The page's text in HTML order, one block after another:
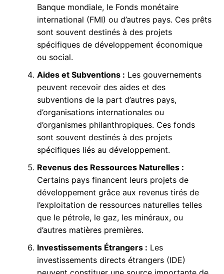
Banque mondiale, le Fonds monétaire
international (FMI) ou d’autres pays. Ces prêts
sont souvent destinés à des projets
spécifiques de développement économique
ou social.
Aides et Subventions : Les gouvernements
peuvent recevoir des aides et des
subventions de la part d’autres pays,
d’organisations internationales ou
d’organismes philanthropiques. Ces fonds
sont souvent destinés à des projets
spécifiques liés au développement.
Revenus des Ressources Naturelles :
Certains pays financent leurs projets de
développement grâce aux revenus tirés de
l’exploitation de ressources naturelles telles
que le pétrole, le gaz, les minéraux, ou
d’autres matières premières.
Investissements Étrangers : Les
investissements directs étrangers (IDE)